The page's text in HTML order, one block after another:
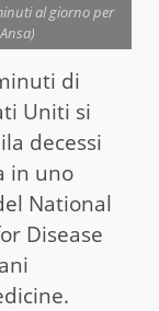
al giorno per
di
Uniti si
decessi
in uno
National
Disease